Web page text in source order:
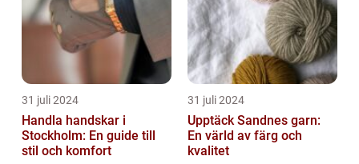
31 juli 2024
Handla handskar i
Stockholm: En guide till
stil och komfort
31 juli 2024
Upptäck Sandnes garn:
En värld av färg och
kvalitet